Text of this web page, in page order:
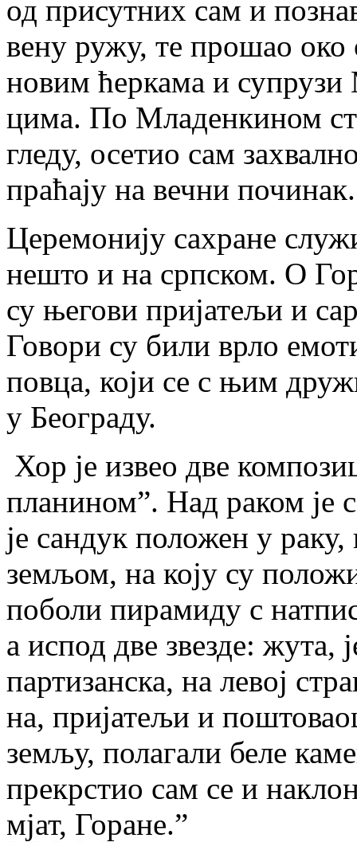
од при­сут­них сам и
ве­ну ру­жу, те про­шао
но­вим ћер­ка­ма и су­пру­зи
ци­ма. По Мла­ден­ки­ном
гле­ду, осе­тио сам
пра­ћа­ју на веч­ни по­чи­нак.
Це­ре­мо­ни­ју са­хра­не
не­што и на срп­ском. О
су ње­го­ви при­ја­те­љи и
Го­во­ри су би­ли вр­ло
пов­ца, ко­ји се с њим
у Бе­о­гра­ду.
Хор је из­вео две
пла­ни­ном”. Над ра­ком је
је сан­дук по­ло­жен у
зе­мљом, на ко­ју су
по­бо­ли пи­ра­ми­ду с
а ис­под две зве­зде: жу­та,
пар­ти­зан­ска, на ле­вој
на, при­ја­те­љи и
зе­мљу, по­ла­га­ли бе­ле
пре­кр­стио сам се и
мјат, Го­ра­не.”